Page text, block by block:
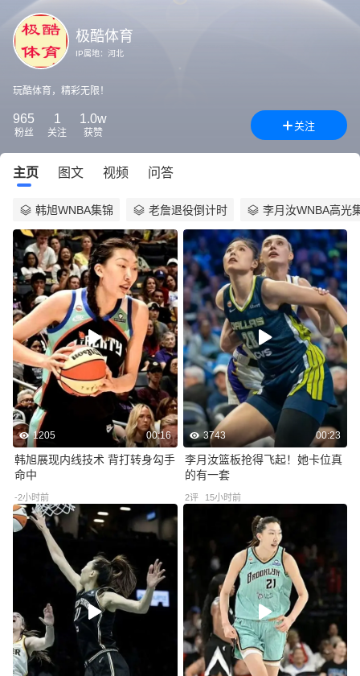
极酷体育
IP属地： 河北
玩酷体育，精彩无限！
965
粉丝
1
关注
1.0w
获赞
关注
主页 图文 视频 问答
韩旭WNBA集锦 老詹退役倒计时 李月汝WNBA高光
1205 00:16
韩旭展现内线技术 背打转身勾手
命中
-2小时前
3743 00:23
李月汝篮板抢得飞起！她卡位真
的有一套
2评 15小时前